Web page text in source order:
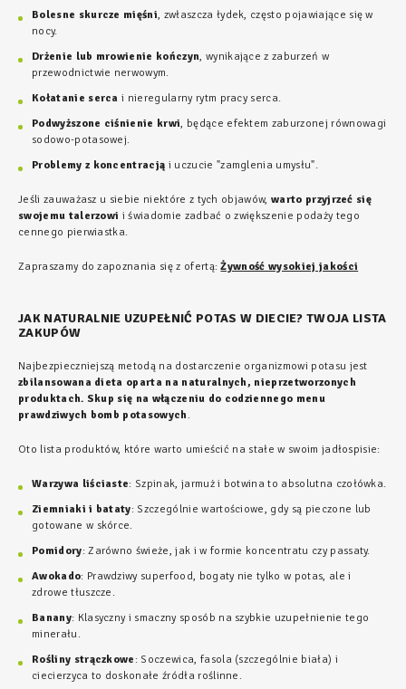
Bolesne skurcze mięśni, zwłaszcza łydek, często pojawiające się w
nocy.
Drżenie lub mrowienie kończyn, wynikające z zaburzeń w
przewodnictwie nerwowym.
Kołatanie serca i nieregularny rytm pracy serca.
Podwyższone ciśnienie krwi, będące efektem zaburzonej równowagi
sodowo-potasowej.
Problemy z koncentracją i uczucie "zamglenia umysłu".
Jeśli zauważasz u siebie niektóre z tych objawów, warto przyjrzeć się
swojemu talerzowi i świadomie zadbać o zwiększenie podaży tego
cennego pierwiastka.
Zapraszamy do zapoznania się z ofertą:Żywność wysokiej jakości
JAK NATURALNIE UZUPEŁNIĆ POTAS W DIECIE? TWOJA LISTA
ZAKUPÓW
Najbezpieczniejszą metodą na dostarczenie organizmowi potasu jest
zbilansowana dieta oparta na naturalnych, nieprzetworzonych
produktach. Skup się na włączeniu do codziennego menu
prawdziwych bomb potasowych.
Oto lista produktów, które warto umieścić na stałe w swoim jadłospisie:
Warzywa liściaste: Szpinak, jarmuż i botwina to absolutna czołówka.
Ziemniaki i bataty: Szczególnie wartościowe, gdy są pieczone lub
gotowane w skórce.
Pomidory: Zarówno świeże, jak i w formie koncentratu czy passaty.
Awokado: Prawdziwy superfood, bogaty nie tylko w potas, ale i
zdrowe tłuszcze.
Banany: Klasyczny i smaczny sposób na szybkie uzupełnienie tego
minerału.
Rośliny strączkowe : Soczewica, fasola (szczególnie biała) i
ciecierzyca to doskonałe źródła roślinne.